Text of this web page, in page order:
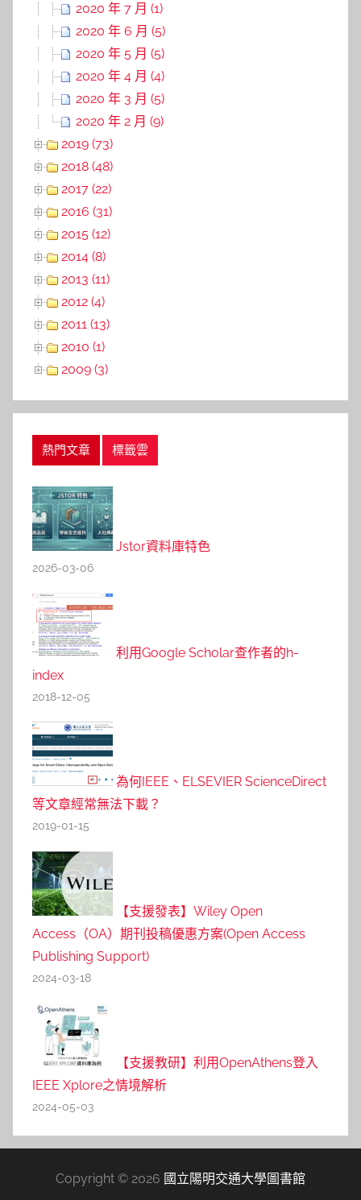
2020 年 7 月 (1)
2020 年 6 月 (5)
2020 年 5 月 (5)
2020 年 4 月 (4)
2020 年 3 月 (5)
2020 年 2 月 (9)
2019 (73)
2018 (48)
2017 (22)
2016 (31)
2015 (12)
2014 (8)
2013 (11)
2012 (4)
2011 (13)
2010 (1)
2009 (3)
熱門文章 標籤雲
Jstor資料庫特色
2026-03-06
利用Google Scholar查作者的h-
index
2018-12-05
為何IEEE、ELSEVIER ScienceDirect
等文章經常無法下載？
2019-01-15
【支援發表】Wiley Open
Access（OA）期刊投稿優惠方案(Open Access
Publishing Support)
2024-03-18
【支援教研】利用OpenAthens登入
IEEE Xplore之情境解析
2024-05-03
Copyright © 2026 國立陽明交通大學圖書館